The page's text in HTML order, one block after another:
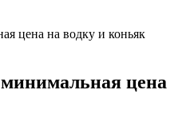
цена на водку и коньяк
цена